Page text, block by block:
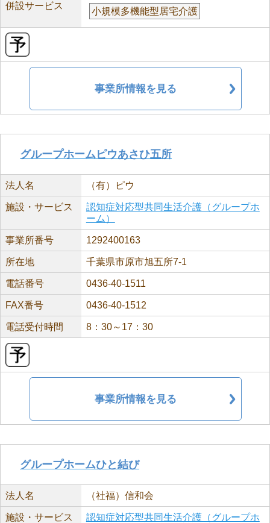
併設サービス
小規模多機能型居宅介護
事業所情報を見る
グループホームピウあさひ五所
法人名 （有）ピウ
施設・サービス
認知症対応型共同生活介護（グループホ
ーム）
事業所番号 1292400163
所在地 千葉県市原市旭五所7-1
電話番号 0436-40-1511
FAX番号 0436-40-1512
電話受付時間 8：30～17：30
事業所情報を見る
グループホームひと結び
法人名 （社福）信和会
施設・サービス 認知症対応型共同生活介護（グループホ